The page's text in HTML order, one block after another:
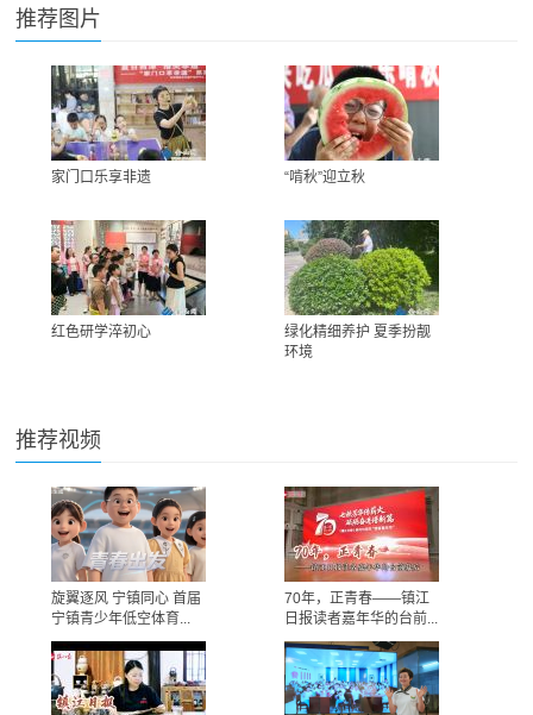
推荐图片
家门口乐享非遗 “啃秋”迎立秋
红色研学淬初心
绿化精细养护 夏季扮靓
环境
推荐视频
旋翼逐风 宁镇同心 首届
宁镇青少年低空体育...
70年，正青春——镇江
日报读者嘉年华的台前...